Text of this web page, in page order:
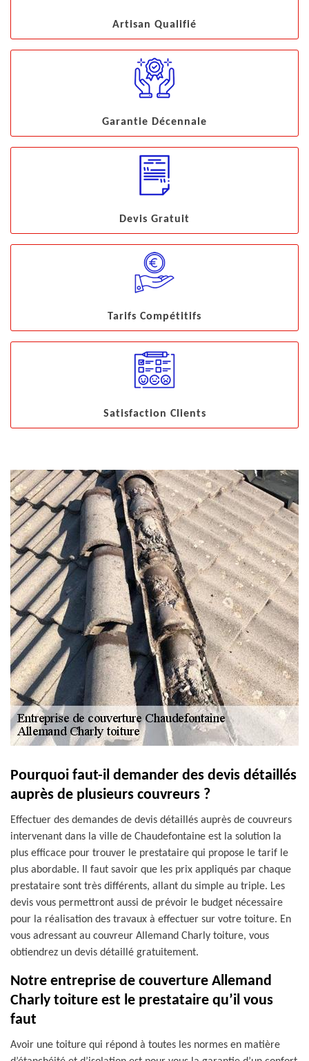
Artisan Qualifié
Garantie Décennale
Devis Gratuit
Tarifs Compétitifs
Satisfaction Clients
Pourquoi faut-il demander des devis détaillés
auprès de plusieurs couvreurs ?
Effectuer des demandes de devis détaillés auprès de couvreurs
intervenant dans la ville de Chaudefontaine est la solution la
plus efficace pour trouver le prestataire qui propose le tarif le
plus abordable. Il faut savoir que les prix appliqués par chaque
prestataire sont très différents, allant du simple au triple. Les
devis vous permettront aussi de prévoir le budget nécessaire
pour la réalisation des travaux à effectuer sur votre toiture. En
vous adressant au couvreur Allemand Charly toiture, vous
obtiendrez un devis détaillé gratuitement.
Notre entreprise de couverture Allemand
Charly toiture est le prestataire qu’il vous
faut
Avoir une toiture qui répond à toutes les normes en matière